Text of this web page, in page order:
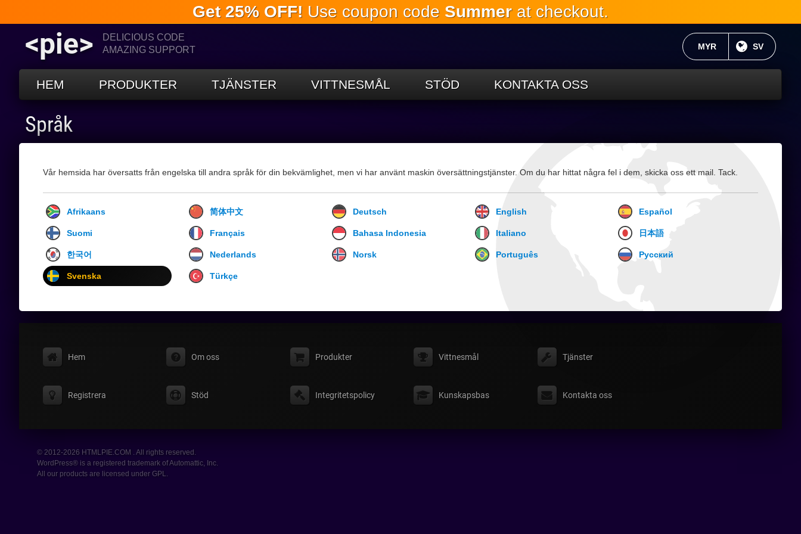
Hoppa till
huvudinnehållet
Get 25% OFF! Use coupon code Summerat checkout.
<pie>
DELICIOUS CODE
AMAZING SUPPORT
SV
AKTUELL VALUTA:
MYR
HEM PRODUKTER TJÄNSTER VITTNESMÅL STÖD KONTAKTA OSS
Språk
Vår hemsida har översatts från engelska till andra språk för din bekvämlighet, men vi har använt maskin översättningstjänster. Om du har hittat några fel i dem, skicka oss ett mail. Tack.
Afrikaans 简体中文 Deutsch English Español
Suomi Français Bahasa Indonesia Italiano 日本語
한국어 Nederlands Norsk Português Русский
Svenska Türkçe
Hem Om oss Produkter Vittnesmål Tjänster
Registrera Stöd Integritetspolicy Kunskapsbas Kontakta oss
© 2012-2026 HTMLPIE.COM . All rights reserved.
WordPress® is a registered trademark of Automattic, Inc.
All our products are licensed under GPL.